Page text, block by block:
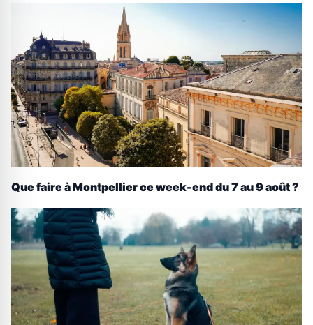
Que faire à Montpellier ce week-end du 7 au 9 août ?